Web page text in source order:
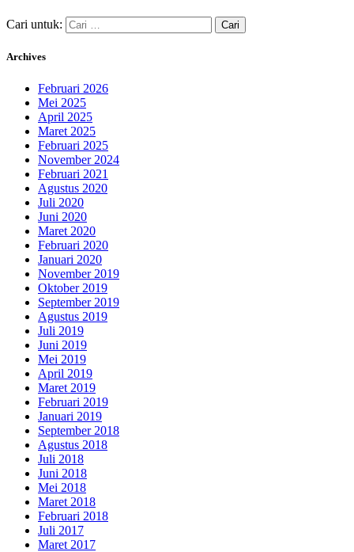
Cari untuk:
Archives
Februari 2026
Mei 2025
April 2025
Maret 2025
Februari 2025
November 2024
Februari 2021
Agustus 2020
Juli 2020
Juni 2020
Maret 2020
Februari 2020
Januari 2020
November 2019
Oktober 2019
September 2019
Agustus 2019
Juli 2019
Juni 2019
Mei 2019
April 2019
Maret 2019
Februari 2019
Januari 2019
September 2018
Agustus 2018
Juli 2018
Juni 2018
Mei 2018
Maret 2018
Februari 2018
Juli 2017
Maret 2017